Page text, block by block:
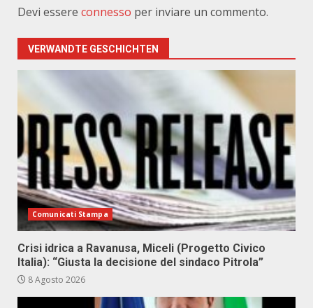
Devi essere connesso per inviare un commento.
VERWANDTE GESCHICHTEN
Comunicati Stampa
Crisi idrica a Ravanusa, Miceli (Progetto Civico
Italia): “Giusta la decisione del sindaco Pitrola”
8 Agosto 2026